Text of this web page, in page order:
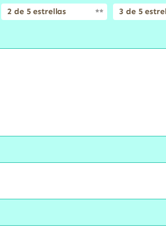
2 de 5 estrellas 3 de 5